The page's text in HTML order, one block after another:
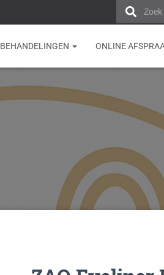
BEHANDELINGEN ONLINE